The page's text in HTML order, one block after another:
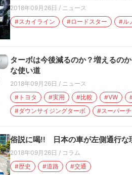
2018年09月26日 / ニュース
#スカイライン
#ロードスター #ル
ターボは今後減るのか？増えるの
な使い道
2018年09月26日 / ニュース
#トヨタ
#実用 #比較 #VW
#ダウンサイジングターボ
#スーパー
俗説に喝!! 日本の車が左側通行な
2018年09月26日 / コラム
#歴史
#道路 #交通